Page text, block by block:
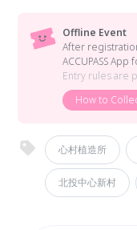
Offline Event
After
ACCUPASS
Entry rules are
How to
心村植造所
北投中心新村